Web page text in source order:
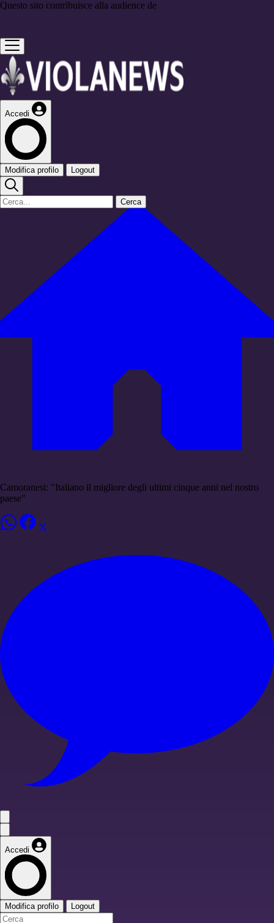
Questo sito contribuisce alla audience de
Accedi
Modifica profilo Logout
Cerca
Camoranesi: "Italiano il migliore degli ultimi cinque anni nel nostro
paese"
Accedi
Modifica profilo Logout